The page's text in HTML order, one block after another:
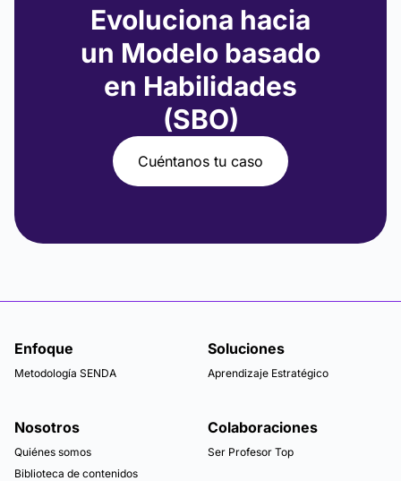
Evoluciona hacia
un Modelo basado
en Habilidades
(SBO)
Cuéntanos tu caso
Enfoque
Metodología SENDA
Soluciones
Aprendizaje Estratégico
Nosotros
Quiénes somos
Biblioteca de contenidos
Colaboraciones
Ser Profesor Top